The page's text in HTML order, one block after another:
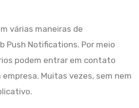
várias maneiras de
Push Notifications. Por meio
podem entrar em contato
Muitas vezes, sem nem